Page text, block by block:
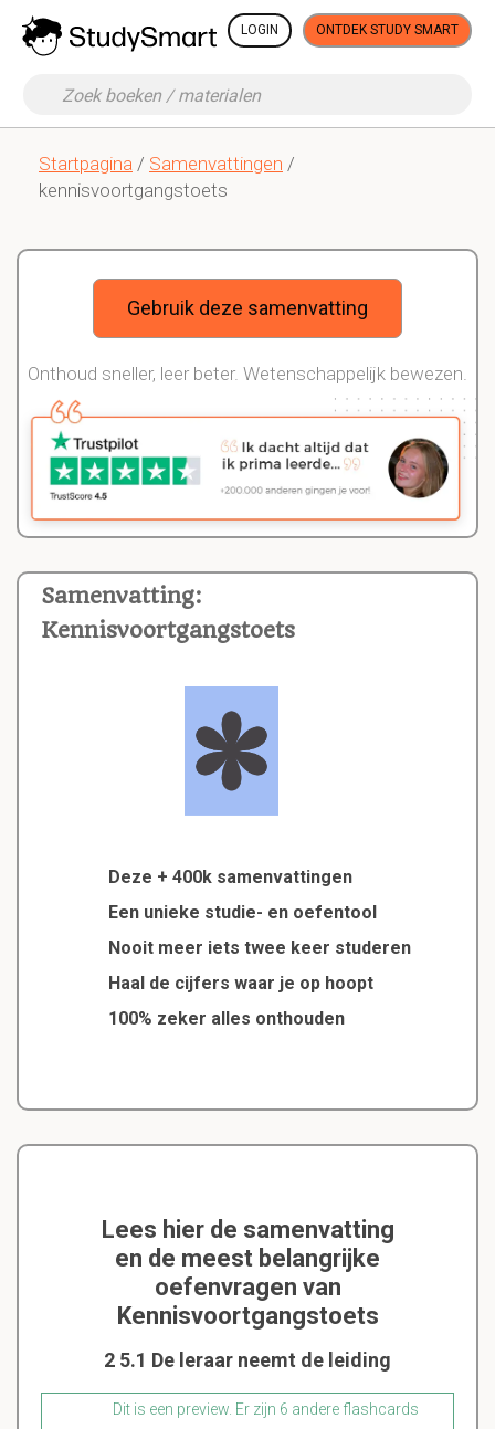
LOGIN ONTDEK STUDY SMART
Startpagina / Samenvattingen /
kennisvoortgangstoets
Samenvatting:
Kennisvoortgangstoets
Deze + 400k samenvattingen
Een unieke studie- en oefentool
Nooit meer iets twee keer studeren
Haal de cijfers waar je op hoopt
100% zeker alles onthouden
Gebruik deze samenvatting
Onthoud sneller, leer beter. Wetenschappelijk bewezen.
Lees hier de samenvatting
en de meest belangrijke
oefenvragen van
Kennisvoortgangstoets
2 5.1 De leraar neemt de leiding
Dit is een preview. Er zijn 6 andere flashcards